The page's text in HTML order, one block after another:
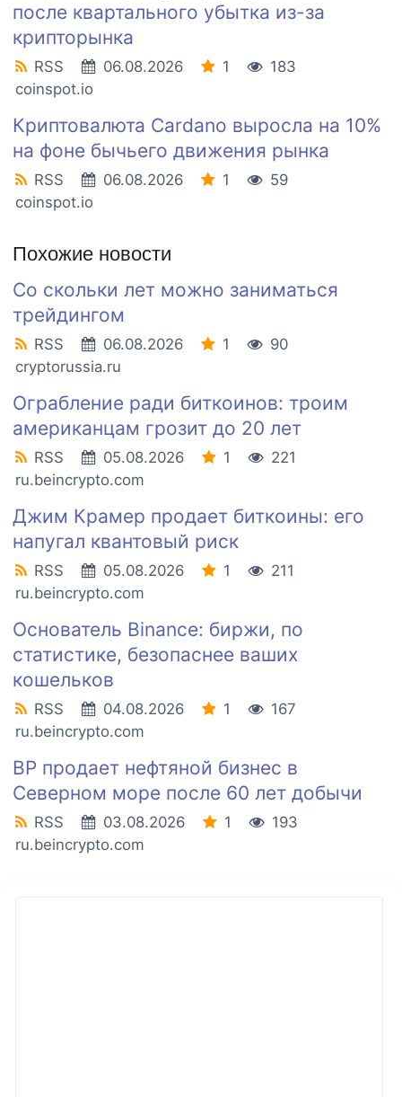
после квартального убытка из-за
крипторынка
RSS 06.08.2026 1
183
coinspot.io
Криптовалюта Cardano выросла на 10%
на фоне бычьего движения рынка
RSS 06.08.2026 1
59
coinspot.io
Похожие новости
Со скольки лет можно заниматься
трейдингом
RSS 06.08.2026 1
90
cryptorussia.ru
Ограбление ради биткоинов: троим
американцам грозит до 20 лет
RSS 05.08.2026 1
221
ru.beincrypto.com
Джим Крамер продает биткоины: его
напугал квантовый риск
RSS 05.08.2026 1
211
ru.beincrypto.com
Основатель Binance: биржи, по
статистике, безопаснее ваших
кошельков
RSS 04.08.2026 1
167
ru.beincrypto.com
BP продает нефтяной бизнес в
Северном море после 60 лет добычи
RSS 03.08.2026 1
193
ru.beincrypto.com